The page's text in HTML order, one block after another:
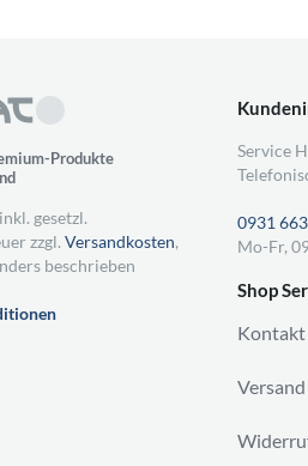
Produkte
gesetzl.
zzgl. Versandkosten,
beschrieben
Service
0931
Mo-Fr,
Shop
Kontakt